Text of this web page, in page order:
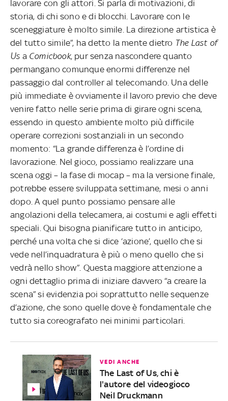
lavorare con gli attori. Si parla di motivazioni, di
storia, di chi sono e di blocchi. Lavorare con le
sceneggiature è molto simile. La direzione artistica è
del tutto simile”, ha detto la mente dietro The Last of
Us a Comicbook, pur senza nascondere quanto
permangano comunque enormi differenze nel
passaggio dal controller al telecomando. Una delle
più immediate è ovviamente il lavoro previo che deve
venire fatto nelle serie prima di girare ogni scena,
essendo in questo ambiente molto più difficile
operare correzioni sostanziali in un secondo
momento: “La grande differenza è l’ordine di
lavorazione. Nel gioco, possiamo realizzare una
scena oggi – la fase di mocap – ma la versione finale,
potrebbe essere sviluppata settimane, mesi o anni
dopo. A quel punto possiamo pensare alle
angolazioni della telecamera, ai costumi e agli effetti
speciali. Qui bisogna pianificare tutto in anticipo,
perché una volta che si dice ‘azione’, quello che si
vede nell’inquadratura è più o meno quello che si
vedrà nello show”. Questa maggiore attenzione a
ogni dettaglio prima di iniziare davvero “a creare la
scena” si evidenzia poi soprattutto nelle sequenze
d’azione, che sono quelle dove è fondamentale che
tutto sia coreografato nei minimi particolari.
VEDI ANCHE
The Last of Us, chi è
l'autore del videogioco
Neil Druckmann